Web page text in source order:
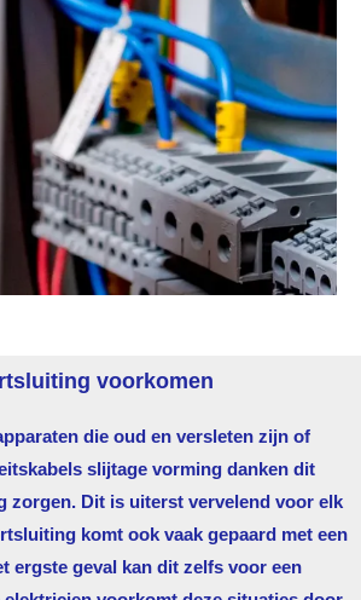
voorkomen
die oud en versleten zijn of
slijtage vorming danken dit
zorgen. Dit is uiterst vervelend voor elk
komt ook vaak gepaard met een
ergste geval kan dit zelfs voor een